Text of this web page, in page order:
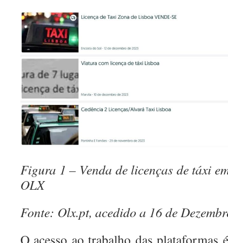
Figura 1 – Venda de licenças de táxi
OLX
Fonte: Olx.pt, acedido a 16 de
O acesso ao trabalho das plataformas